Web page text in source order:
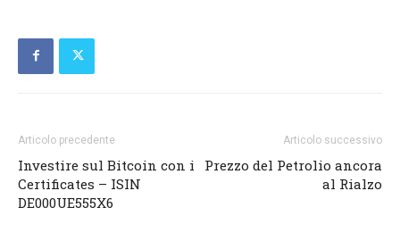
Articolo precedente
Investire sul Bitcoin con i
Certificates – ISIN
DE000UE555X6
Articolo successivo
Prezzo del Petrolio ancora
al Rialzo